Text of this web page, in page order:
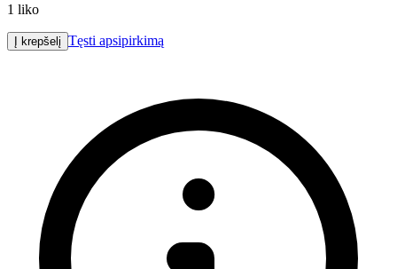
1 liko
Į krepšelį Tęsti apsipirkimą